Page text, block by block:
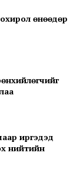
өнөөдөр
иргэдэд
нийтийн